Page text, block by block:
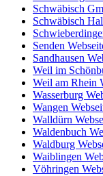
Schwäbisch
Schwäbisch
Senden
Sandhausen
Weil im
Weil am Rhein
Wasserburg
Wangen
Walldürn
Waldenbuch
Waldburg
Waiblingen
Vöhringen